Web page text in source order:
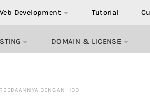
Development Tutorial
DOMAIN & LICENSE
DENGAN HDD